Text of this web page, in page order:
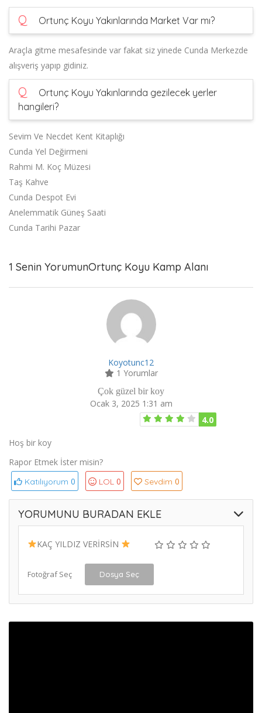
Q Ortunç Koyu Yakınlarında Market Var mı?
Araçla gitme mesafesinde var fakat siz yinede Cunda Merkezde
alışveriş yapıp gidiniz.
Q
Ortunç Koyu Yakınlarında gezilecek yerler
hangileri?
Sevim Ve Necdet Kent Kitaplığı
Cunda Yel Değirmeni
Rahmi M. Koç Müzesi
Taş Kahve
Cunda Despot Evi
Anelemmatik Güneş Saati
Cunda Tarihi Pazar
1 Senin YorumunOrtunç Koyu Kamp Alanı
Koyotunc12
1 Yorumlar
Çok güzel bir koy
Ocak 3, 2025 1:31 am
4.0
Hoş bir koy
Rapor Etmek İster misin?
Katılıyorum 0 LOL 0 Sevdim 0
YORUMUNU BURADAN EKLE
KAÇ YILDIZ VERİRSİN
Fotoğraf Seç Dosya Seç